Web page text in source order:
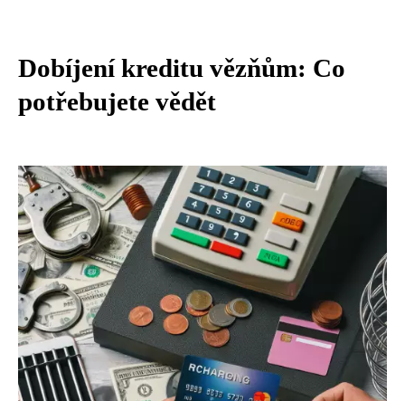
Dobíjení kreditu vězňům: Co
potřebujete vědět